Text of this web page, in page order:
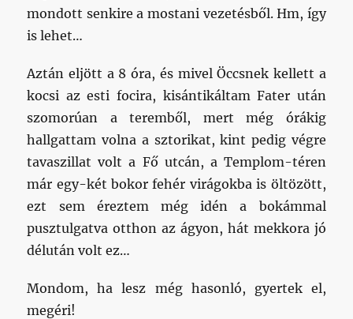
mondott senkire a mostani vezetésből. Hm, így
is lehet…
Aztán eljött a 8 óra, és mivel Öccsnek kellett a
kocsi az esti focira, kisántikáltam Fater után
szomorúan a teremből, mert még órákig
hallgattam volna a sztorikat, kint pedig végre
tavaszillat volt a Fő utcán, a Templom-téren
már egy-két bokor fehér virágokba is öltözött,
ezt sem éreztem még idén a bokámmal
pusztulgatva otthon az ágyon, hát mekkora jó
délután volt ez…
Mondom, ha lesz még hasonló, gyertek el,
megéri!